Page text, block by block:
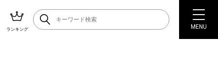
ランキング MENU